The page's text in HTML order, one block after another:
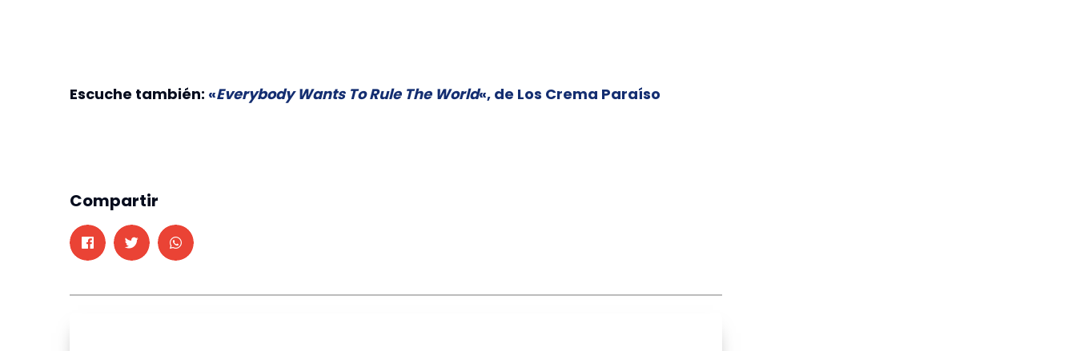
Escuche también: «Everybody Wants To Rule The World«, de Los Crema Paraíso
Compartir